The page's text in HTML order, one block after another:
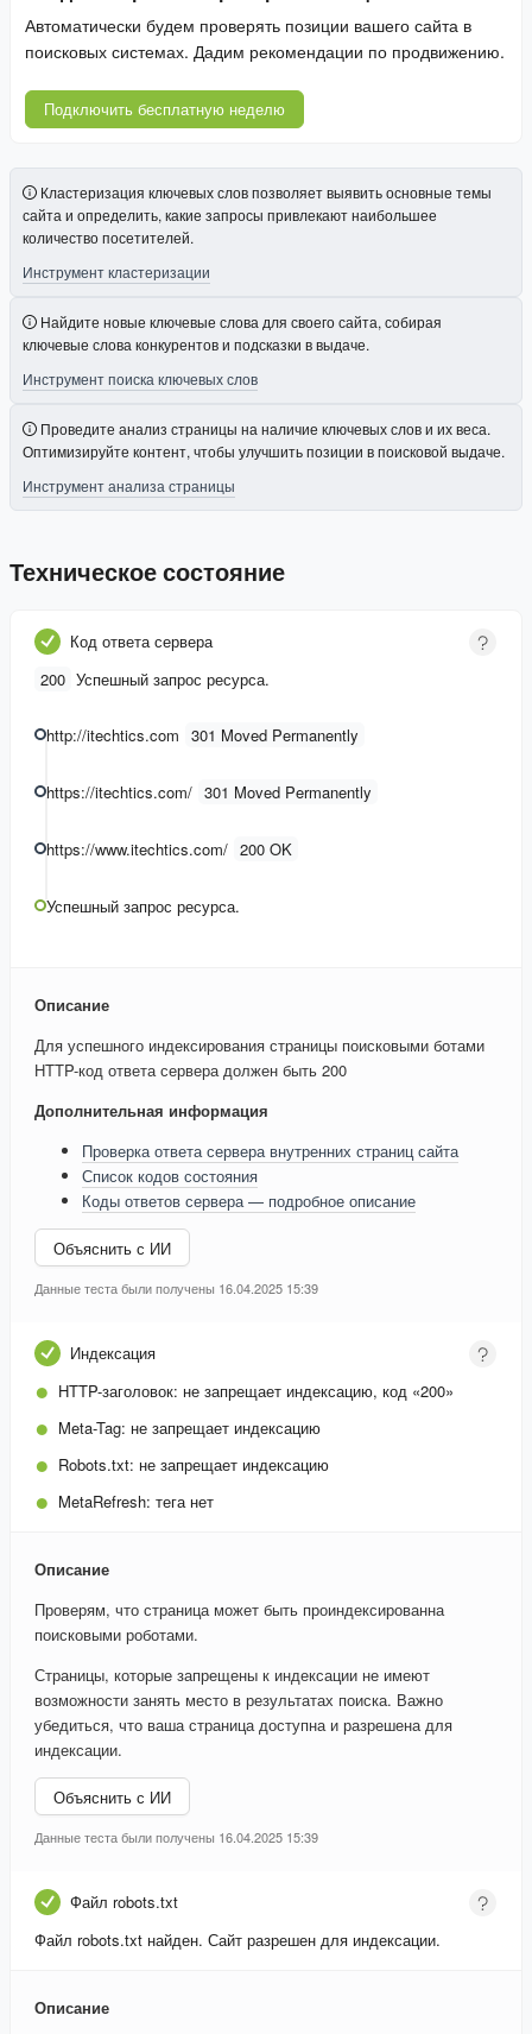
Автоматически будем проверять позиции вашего сайта в
поисковых системах. Дадим рекомендации по продвижению.
Подключить бесплатную неделю
Кластеризация ключевых слов позволяет выявить основные темы
сайта и определить, какие запросы привлекают наибольшее
количество посетителей.
Инструмент кластеризации
Найдите новые ключевые слова для своего сайта, собирая
ключевые слова конкурентов и подсказки в выдаче.
Инструмент поиска ключевых слов
Проведите анализ страницы на наличие ключевых слов и их веса.
Оптимизируйте контент, чтобы улучшить позиции в поисковой выдаче.
Инструмент анализа страницы
Техническое состояние
Код ответа сервера
200 Успешный запрос ресурса.
http://itechtics.com 301 Moved Permanently
https://itechtics.com/ 301 Moved Permanently
https://www.itechtics.com/ 200 OK
Успешный запрос ресурса.
Описание
Для успешного индексирования страницы поисковыми ботами
HTTP-код ответа сервера должен быть 200
Дополнительная информация
Проверка ответа сервера внутренних страниц сайта
Список кодов состояния
Коды ответов сервера — подробное описание
Объяснить с ИИ
Данные теста были получены 16.04.2025 15:39
Индексация
HTTP-заголовок: не запрещает индексацию, код «200»
Meta-Tag: не запрещает индексацию
Robots.txt: не запрещает индексацию
MetaRefresh: тега нет
Описание
Проверям, что страница может быть проиндексированна
поисковыми роботами.
Страницы, которые запрещены к индексации не имеют
возможности занять место в результатах поиска. Важно
убедиться, что ваша страница доступна и разрешена для
индексации.
Объяснить с ИИ
Данные теста были получены 16.04.2025 15:39
Файл robots.txt
Файл robots.txt найден. Сайт разрешен для индексации.
Описание